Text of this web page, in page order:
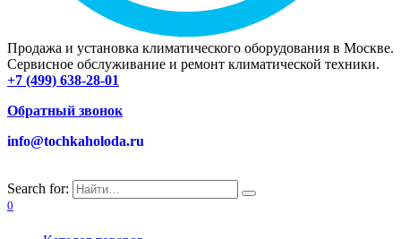
Продажа и установка климатического оборудования в Москве.
Сервисное обслуживание и ремонт климатической техники.
+7 (499) 638-28-01
Обратный звонок
info@tochkaholoda.ru
Search for:
0